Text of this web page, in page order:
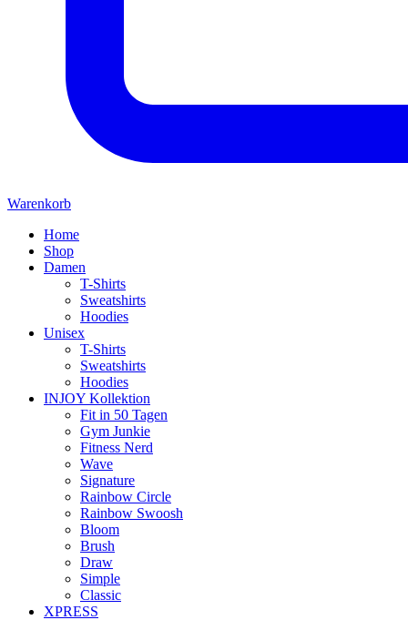
Warenkorb
Home
Shop
Damen
T-Shirts
Sweatshirts
Hoodies
Unisex
T-Shirts
Sweatshirts
Hoodies
INJOY Kollektion
Fit in 50 Tagen
Gym Junkie
Fitness Nerd
Wave
Signature
Rainbow Circle
Rainbow Swoosh
Bloom
Brush
Draw
Simple
Classic
XPRESS